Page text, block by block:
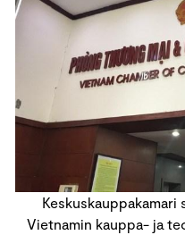
Vietnamin kauppa- ja